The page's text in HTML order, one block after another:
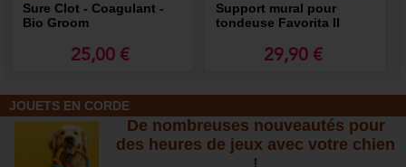
Sure Clot - Coagulant -
Bio Groom
25,00 €
Support mural pour
tondeuse Favorita II
29,90 €
JOUETS EN CORDE
De nombreuses nouveautés pour
des heures de jeux avec votre chien
!